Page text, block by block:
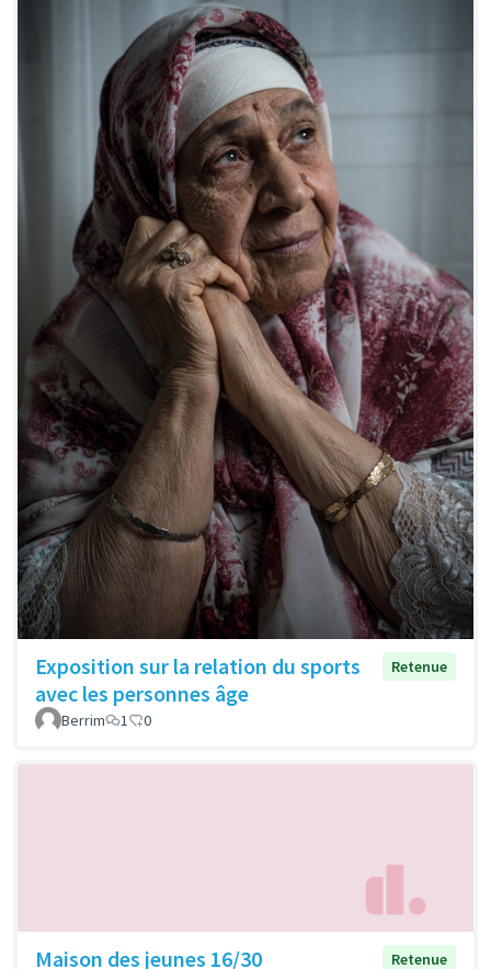
Exposition sur la relation du sports
avec les personnes âge
Retenue
Berrim 1 0
Maison des jeunes 16/30
Retenue